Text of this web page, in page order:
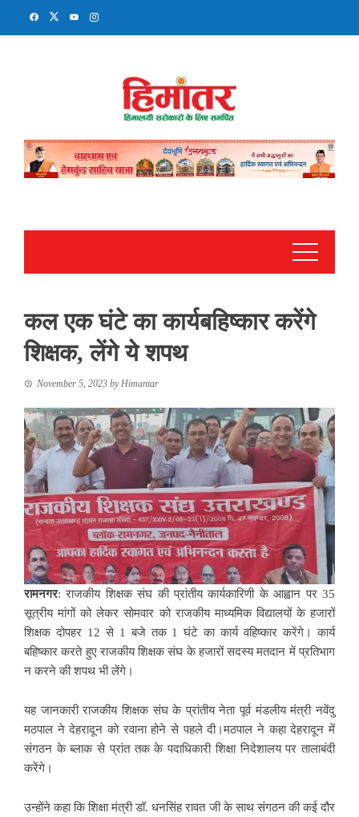
कल एक घंटे का कार्यबहिष्कार करेंगे
शिक्षक, लेंगे ये शपथ
November 5, 2023 byHimantar
रामनगर: राजकीय शिक्षक संघ की प्रांतीय कार्यकारिणी के आह्वान पर 35
सूत्रीय मांगों को लेकर सोमवार को राजकीय माध्यमिक विद्यालयों के हजारों
शिक्षक दोपहर 12 से 1 बजे तक 1 घंटे का कार्य वहिष्कार करेंगे। कार्य
बहिष्कार करते हुए राजकीय शिक्षक संघ के हजारों सदस्य मतदान में प्रतिभाग
न करने की शपथ भी लेंगे।
यह जानकारी राजकीय शिक्षक संघ के प्रांतीय नेता पूर्व मंडलीय मंत्री नवेंदु
मठपाल ने देहरादून को रवाना होने से पहले दी।मठपाल ने कहा देहरादून में
संगठन के ब्लाक से प्रांत तक के पदाधिकारी शिक्षा निदेशालय पर तालाबंदी
करेंगे।
उन्होंने कहा कि शिक्षा मंत्री डॉ. धनसिंह रावत जी के साथ संगठन की कई दौर